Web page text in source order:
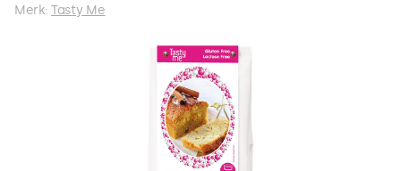
Merk:Tasty Me